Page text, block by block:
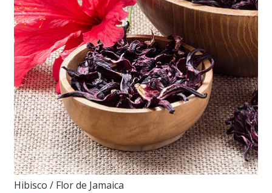
Hibisco / Flor de Jamaica